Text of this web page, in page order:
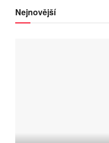
Nejnovější